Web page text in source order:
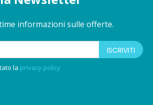
informazioni sulle offerte.
ISCRIVITI
la privacy policy